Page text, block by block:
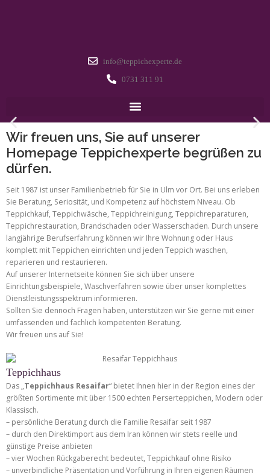
info@teppichexperte.de
0731 311 91
Wir freuen uns, Sie auf unserer
Homepage Teppichexperte begrüßen zu
dürfen.
Seit 1987 ist unser Familienbetrieb für Sie in Ulm vor Ort. Bei uns erleben
Sie Beratung, Seriosität, und Kompetenz auf höchstem Niveau. Ob
Teppichkauf, Teppichwäsche, Teppichreinigung, Teppichreparaturen,
Teppichrestauration, Brandschaden oder Wasserschaden. Durch unsere
langjährige Berufserfahrung können wir Ihre Wohnung oder Haus
komplett mit Teppichen einrichten und jeden Teppich waschen,
reparieren und restaurieren.
Auf unserer Internetseite können Sie sich über unsere
Einrichtungsbeispiele, Waschverfahren sowie über unser komplettes
Dienstleistungsspektrum informieren.
Sollten Sie dennoch Fragen haben, unterstützen wir Sie gerne mit einer
umfassenden und fachlich kompetenten Beratung.
Wir freuen uns auf Sie!
Teppichhaus
Das „Teppichhaus Resaifar“ bietet Ihnen hier in der Region eines der
größten Sortimente mit über 1500 echten Perserteppichen, Modern oder
Klassisch.
– persönliche Beratung durch die Familie Resaifar seit 1987
– durch den Direktimport aus dem Iran können wir stets reelle und
günstige Preise anbieten
– vier Wochen Rückgaberecht bedeutet, Teppichkauf ohne Risiko
– unverbindliche Präsentation und Vorführung in Ihren eigenen Räumen